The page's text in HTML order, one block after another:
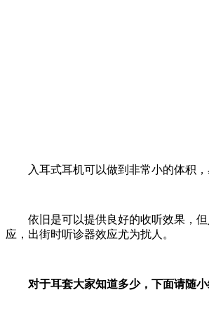
入耳式耳机可以做到非常小的体积，
依旧是可以提供良好的收听效果，但
应，出街时听诊器效应尤为扰人。
对于耳套大家知道多少，下面请随小